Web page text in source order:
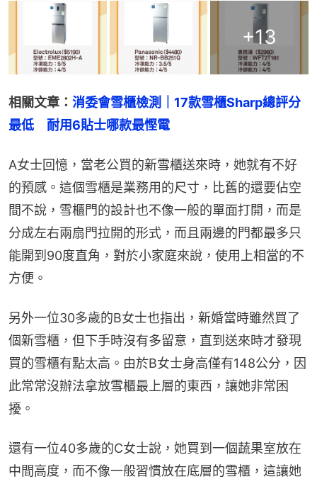
+13
相關文章： 消委會雪櫃檢測｜17款雪櫃Sharp總評分
最低　耐用6貼士哪款最慳電
A女士回憶，當老公買的新雪櫃送來時，她就有不好
的預感。這個雪櫃是業務用的尺寸，比舊的還要佔空
間不說，雪櫃門的設計也不像一般的單面打開，而是
分成左右兩扇門拉開的形式，而且兩邊的門都最多只
能開到90度直角，對於小家庭來說，使用上相當的不
方便。
另外一位30多歲的B女士也指出，新婚當時雖然買了
個新雪櫃，但下手時沒有多留意，直到送來時才發現
買的雪櫃有點太高。由於B女士身高僅有148公分，因
此常常沒辦法拿放雪櫃最上層的東西，讓她非常困
擾。
還有一位40多歲的C女士說，她買到一個蔬果室放在
中間高度，而不像一般習慣放在底層的雪櫃，這讓她